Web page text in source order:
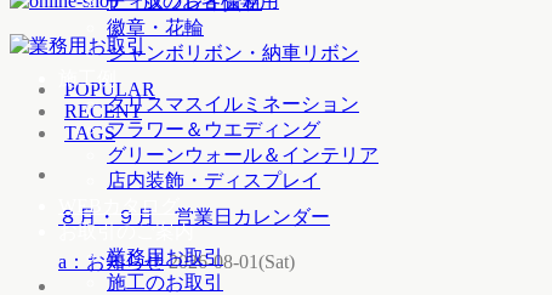
徽章・花輪
ジャンボリボン・納車リボン
施工例
クリスマスイルミネーション
フラワー＆ウエディング
グリーンウォール＆インテリア
店内装飾・ディスプレイ
WEBカタログ
お取引のご案内
業務用お取引
施工のお取引
POPULAR
RECENT
TAGS
８月・９月 営業日カレンダー
a：お知らせ 2026-08-01(Sat)